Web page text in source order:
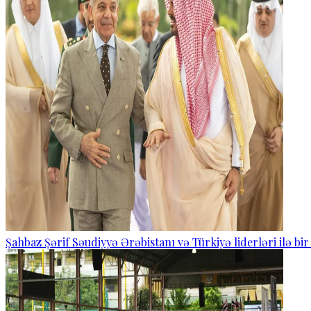
Şahbaz Şərif Səudiyyə Ərəbistanı və Türkiyə liderləri ilə